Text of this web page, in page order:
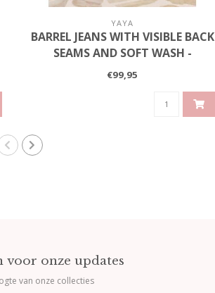
YAYA
BARREL JEANS WITH VISIBLE BACK
SEAMS AND SOFT WASH -
SANDSTONE BEIGE
€99,95
onze updates
van onze collecties